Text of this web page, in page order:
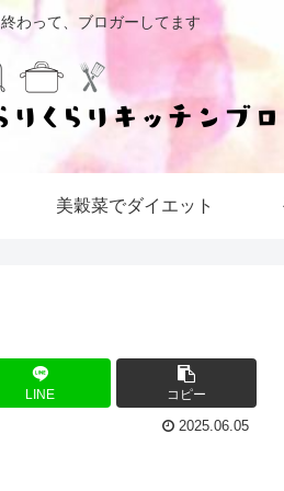
わって、ブロガーしてます
美穀菜でダイエット
LINE コピー
2025.06.05